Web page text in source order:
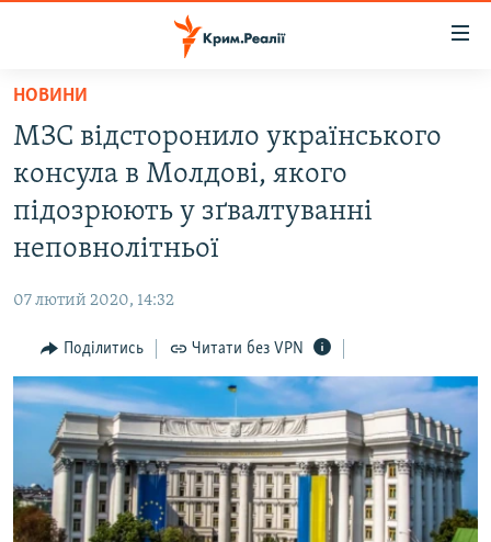
Перейти
основного
матеріалу
Перейти
до
основної
Перейти
пошуку
ВОДА.КРИМ
ВІДЕО ТА ФОТО
ІНТЕРВ'Ю
ВСЕ ЗА ДЕНЬ
СПЕЦПРОЕКТИ
ДЕПОРТАЦІЯ
ВІДЕОУРОКИ «ELIFBE»
ЯК ОБІЙТИ БЛОКУВАННЯ
Русский
НОВИНИ
МЗС відсторонило українського
консула в Молдові, якого
підозрюють у зґвалтуванні
неповнолітньої
07 лютий 2020, 14:32
Поділитись Читати без VPN